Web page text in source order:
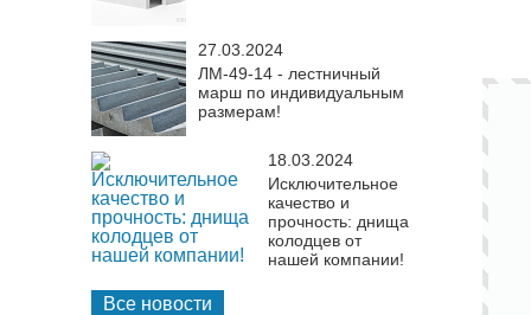
27.03.2024
ЛМ-49-14 - лестничный
марш по индивидуальным
размерам!
18.03.2024
Исключительное
качество и
прочность: днища
колодцев от
нашей компании!
Все новости